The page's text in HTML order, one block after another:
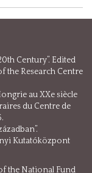
Century”. Edited
the Research Centre
au XXe siècle
du Centre de
Kutatóközpont
the National Fund